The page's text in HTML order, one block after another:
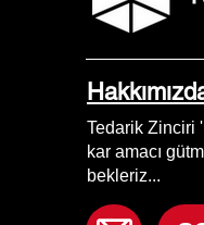
Tedarik Zinciri
kar amacı
bekleriz...